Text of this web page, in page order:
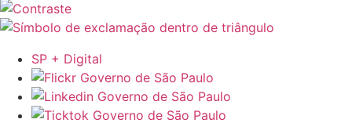
SP + Digital